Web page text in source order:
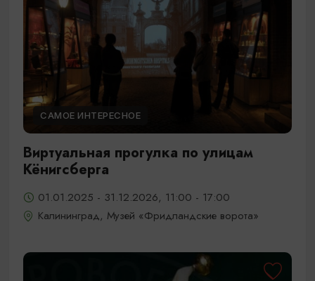
САМОЕ ИНТЕРЕСНОЕ
Виртуальная прогулка по улицам
Кёнигсберга
01.01.2025 - 31.12.2026, 11:00 - 17:00
Калининград, Музей «Фридландские ворота»